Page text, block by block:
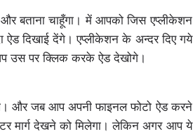
चाहूँगा। में आपको जिस एप्लीकेशन
दिखाई देंगे। एप्लीकेशन के अन्दर दिए गये
उस पर क्लिक करके ऐड देखोगे।
और जब आप अपनी फाइनल फोटो ऐड करने
मार्ग देखने को मिलेगा। लेकिन अगर आप ये